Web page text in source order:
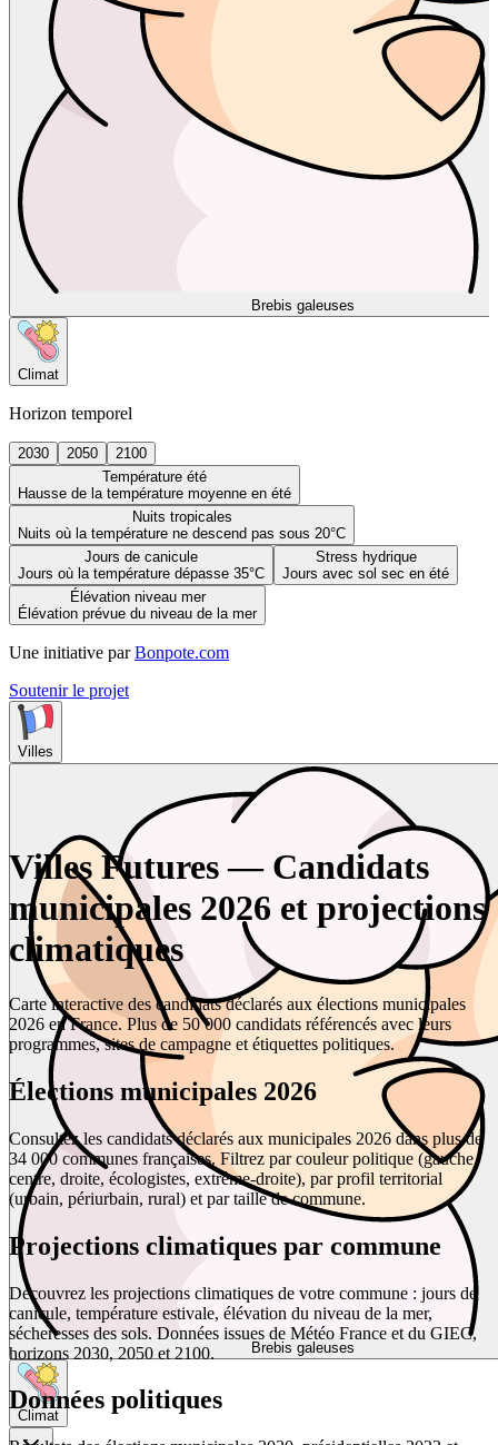
Brebis galeuses
Climat
Horizon temporel
2030 2050
2100
Température été
Hausse de la température moyenne en été
Nuits tropicales
Nuits où la température ne descend pas sous 20°C
Jours de canicule
Jours où la température dépasse 35°C
Stress hydrique
Jours avec sol sec en été
Élévation niveau mer
Élévation prévue du niveau de la mer
Une initiative par Bonpote.com
Soutenir le projet
Villes
Brebis galeuses
Climat
Villes Futures — Candidats
municipales 2026 et projections
climatiques
Carte interactive des candidats déclarés aux élections municipales
2026 en France. Plus de 50 000 candidats référencés avec leurs
programmes, sites de campagne et étiquettes politiques.
Élections municipales 2026
Consultez les candidats déclarés aux municipales 2026 dans plus de
34 000 communes françaises. Filtrez par couleur politique (gauche,
centre, droite, écologistes, extrême-droite), par profil territorial
(urbain, périurbain, rural) et par taille de commune.
Projections climatiques par commune
Découvrez les projections climatiques de votre commune : jours de
canicule, température estivale, élévation du niveau de la mer,
sécheresses des sols. Données issues de Météo France et du GIEC,
horizons 2030, 2050 et 2100.
Données politiques